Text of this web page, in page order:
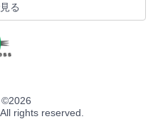
る
©2026
rights reserved.